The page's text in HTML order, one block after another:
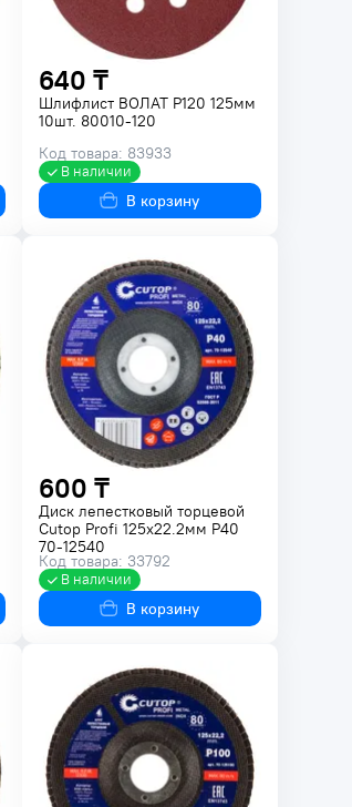
640 ₸
Шлифлист ВОЛАТ P120 125мм
10шт. 80010-120
Код товара: 83933
В наличии
В корзину
600 ₸
Диск лепестковый торцевой
Cutop Profi 125х22.2мм Р40
70-12540
Код товара: 33792
В наличии
В корзину